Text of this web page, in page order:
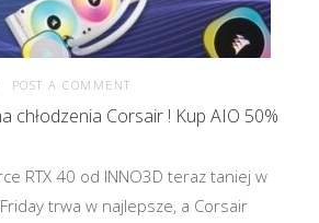
POST A COMMENT
chłodzenia Corsair ! Kup AIO 50%
RTX 40 od INNO3D teraz taniej w
trwa w najlepsze, a Corsair